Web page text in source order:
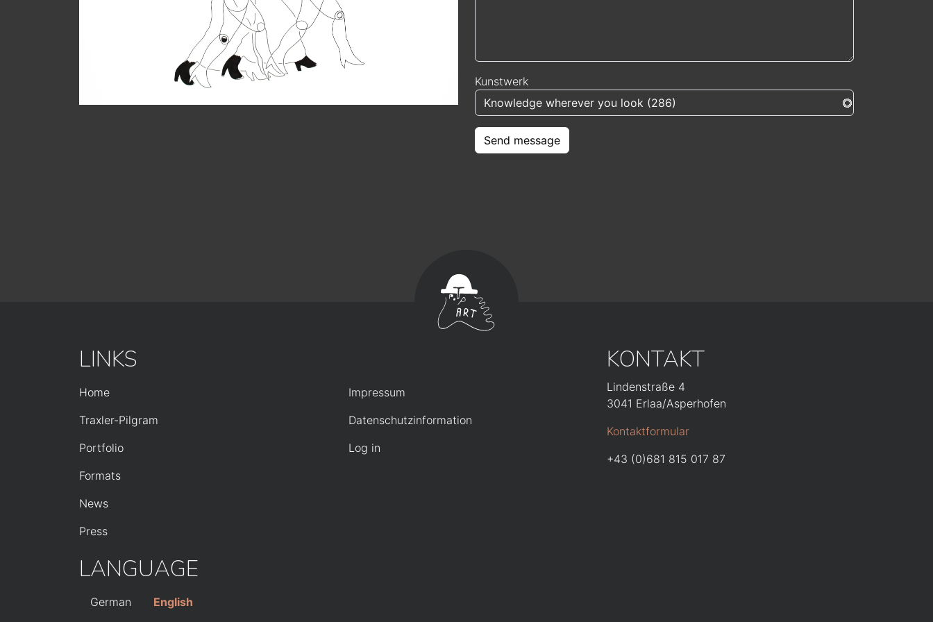
Kunstwerk
Send message
LINKS
HAUPTNAVIGATION
Home
Traxler-Pilgram
Portfolio
Formats
News
Press
LANGUAGE
German English
FUSSZEILE
Impressum
Datenschutzinformation
BENUTZERMENÜ
Log in
KONTAKT
Lindenstraße 4
3041 Erlaa/Asperhofen
Kontaktformular
+43 (0)681 815 017 87